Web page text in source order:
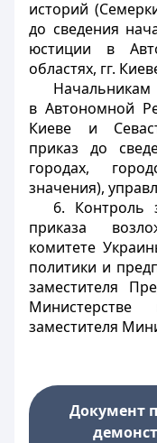
историй
до сведения
юстиции в
областях, гг.
Начальникам
в Автономной
Киеве и
приказ до
городах,
значения),
6. Контроль
приказа
комитете
политики и
заместителя
заместителя
Документ